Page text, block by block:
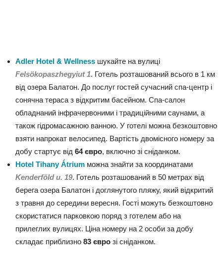
Adler Hotel & Wellness шукайте на вулиці
Felsökopaszhegyiut 1. Готель розташований всього в 1 км
від озера Балатон. До послуг гостей сучасний спа-центр і
сонячна тераса з відкритим басейном. Спа-салон
обладнаний інфрачервоними і традиційними саунами, а
також гідромасажною ванною. У готелі можна безкоштовно
взяти напрокат велосипед. Вартість двомісного номеру за
добу стартує від 64 євро, включно зі сніданком.
Hotel Tihany Átrium можна знайти за координатами
Kenderföld u. 19. Готель розташований в 50 метрах від
берега озера Балатон і доглянутого пляжу, який відкритий
з травня до середини вересня. Гості можуть безкоштовно
скористатися парковкою поряд з готелем або на
прилеглих вулицях. Ціна номеру на 2 особи за добу
складає приблизно 83 євро зі сніданком.